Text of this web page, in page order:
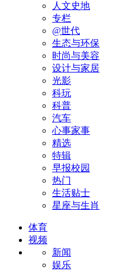
人文史地
专栏
@世代
生态与环保
时尚与美容
设计与家居
光影
科玩
科普
汽车
心事家事
精选
特辑
早报校园
热门
生活贴士
星座与生肖
体育
视频
新闻
娱乐